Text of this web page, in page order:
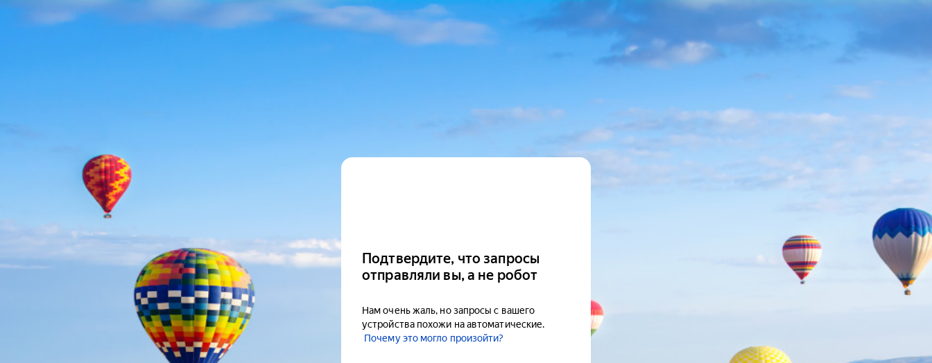
Подтвердите, что запросы
отправляли вы, а не робот
Нам очень жаль, но запросы с вашего
устройства похожи на автоматические.
Почему это могло произойти?